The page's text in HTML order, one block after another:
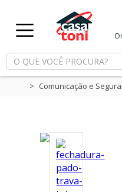
Minha Conta
Meus Favoritos
Departamentos
Comunicação e